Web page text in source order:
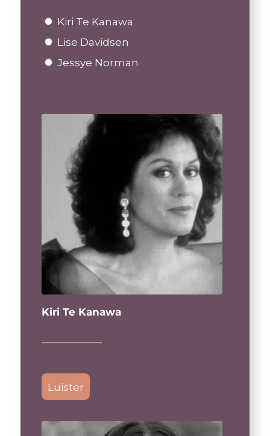
Kiri Te Kanawa
Lise Davidsen
Jessye Norman
Kiri Te Kanawa
Luister